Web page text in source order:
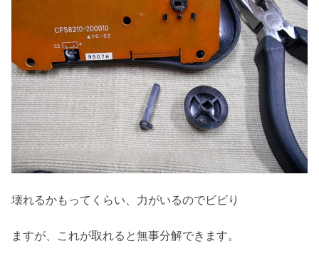
壊れるかもってくらい、力がいるのでビビり
ますが、これが取れると無事分解できます。